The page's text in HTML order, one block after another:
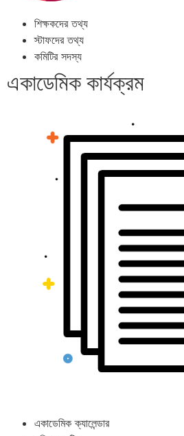
শিক্ষকদের তথ্য
স্টাফদের তথ্য
কমিটির সদস্য
একাডেমিক কার্যক্রম
একাডেমিক ক্যালেন্ডার